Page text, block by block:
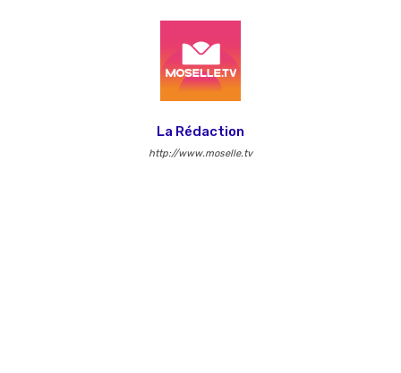
La Rédaction
http://www.moselle.tv